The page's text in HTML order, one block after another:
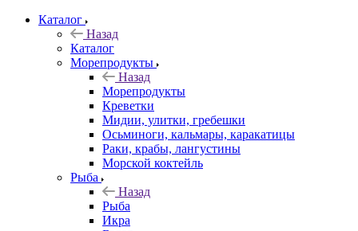
Каталог
Назад
Каталог
Морепродукты
Назад
Морепродукты
Креветки
Мидии, улитки, гребешки
Осьминоги, кальмары, каракатицы
Раки, крабы, лангустины
Морской коктейль
Рыба
Назад
Рыба
Икра